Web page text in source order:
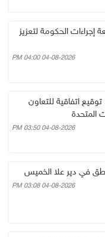
إجراءات الحكومة لتعزيز
04-08-2026 04:00 PM
.. توقيع اتفاقية للتعاون
المتحدة
04-08-2026 03:50 PM
في دير علا الخميس
04-08-2026 03:08 PM